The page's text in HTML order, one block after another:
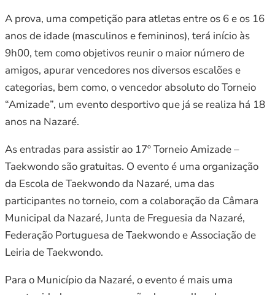
A prova, uma competição para atletas entre os 6 e os 16
anos de idade (masculinos e femininos), terá início às
9h00, tem como objetivos reunir o maior número de
amigos, apurar vencedores nos diversos escalões e
categorias, bem como, o vencedor absoluto do Torneio
“Amizade”, um evento desportivo que já se realiza há 18
anos na Nazaré.
As entradas para assistir ao 17º Torneio Amizade –
Taekwondo são gratuitas. O evento é uma organização
da Escola de Taekwondo da Nazaré, uma das
participantes no torneio, com a colaboração da Câmara
Municipal da Nazaré, Junta de Freguesia da Nazaré,
Federação Portuguesa de Taekwondo e Associação de
Leiria de Taekwondo.
Para o Município da Nazaré, o evento é mais uma